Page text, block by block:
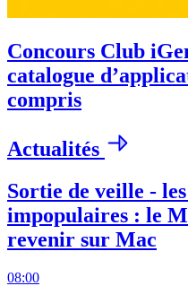
Concours Club
catalogue
compris
Actualités
Sortie de veille -
impopulaires : le
revenir sur Mac
08:00